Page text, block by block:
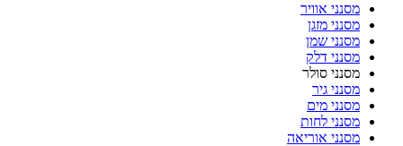
מסנני אוויר
מסנני מזגן
מסנני שמן
מסנני דלק
מסנני סולר
מסנני גיר
מסנני מים
מסנני לחות
מסנני אוריאה